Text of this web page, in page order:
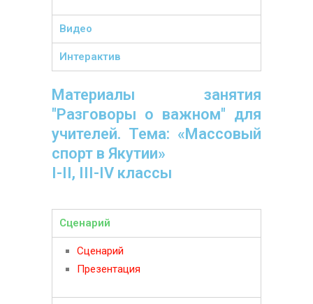
Видео
Интерактив
Материалы занятия
"Разговоры о важном" для
учителей. Тема: «Массовый
спорт в Якутии»
I-II, III-IV классы
Сценарий
Сценарий
Презентация